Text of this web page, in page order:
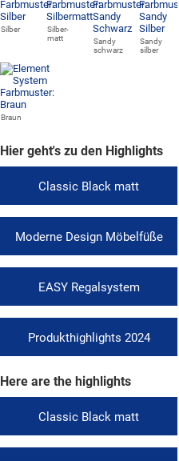
Silber
Silber-
matt
Sandy
schwarz
Sandy
silber
Braun
Hier geht's zu den Highlights
Classic Black matt
Moderne Design Möbelfüße
EASY Regalsystem
Produkthighlights 2024
Here are the highlights
Classic Black matt